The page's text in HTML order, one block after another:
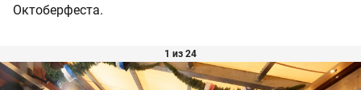
Октоберфеста.
1 из 24